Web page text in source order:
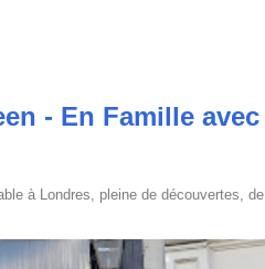
- En Famille avec
à Londres, pleine de découvertes, de